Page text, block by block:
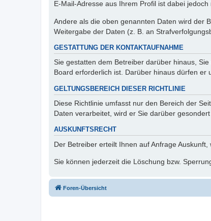
E-Mail-Adresse aus Ihrem Profil ist dabei
Andere als die oben genannten Daten wird der
Weitergabe der Daten (z. B. an
GESTATTUNG DER KONTAKTAUFNAHME
Sie gestatten dem Betreiber darüber hinaus,
Board erforderlich ist. Darüber hinaus dürfen
GELTUNGSBEREICH DIESER RICHTLINIE
Diese Richtlinie umfasst nur den Bereich der
Daten verarbeitet, wird er Sie darüber gesondert
AUSKUNFTSRECHT
Der Betreiber erteilt Ihnen auf Anfrage
Sie können jederzeit die Löschung bzw.
Foren-Übersicht